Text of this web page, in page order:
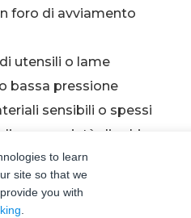
foro di avviamento
utensili o lame
bassa pressione
sensibili o spessi
una varietà di schiume:
estruso (XPS)
(EPS)
to learn
site so that we
you with